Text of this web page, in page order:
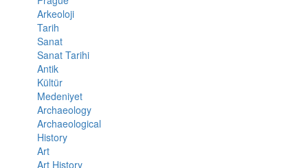
Arkeoloji
Tarih
Sanat
Sanat Tarihi
Antik
Kültür
Medeniyet
Archaeology
Archaeological
History
Art
Art History